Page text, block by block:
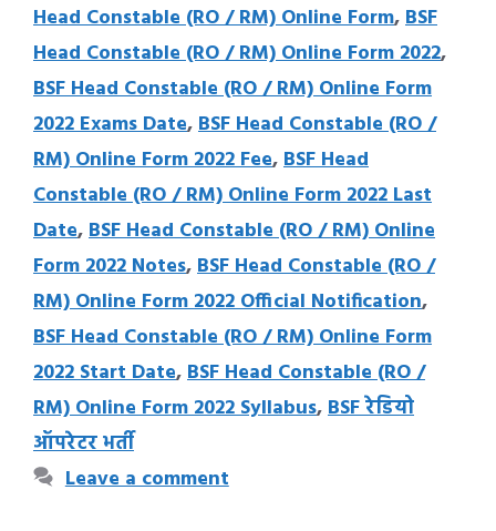
Head Constable (RO / RM) Online Form,BSF
Head Constable (RO / RM) Online Form 2022,
BSF Head Constable (RO / RM) Online Form
2022 Exams Date,BSF Head Constable (RO /
RM) Online Form 2022 Fee,BSF Head
Constable (RO / RM) Online Form 2022 Last
Date,BSF Head Constable (RO / RM) Online
Form 2022 Notes,BSF Head Constable (RO /
RM) Online Form 2022 Official Notification,
BSF Head Constable (RO / RM) Online Form
2022 Start Date,BSF Head Constable (RO /
RM) Online Form 2022 Syllabus,BSF रेडियो
ऑपरेटर भर्ती
Leave a comment